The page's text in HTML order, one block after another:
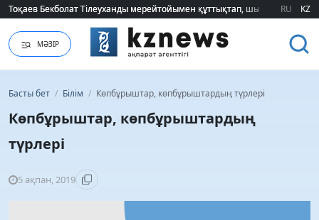
Тоқаев Бекболат Тілеуханды мерейтойымен құттықтап, шығармашылық
Тоқаев Бекболат Тілеуханды мерейтойымен құттықтап, шығармашылық
RU KZ
МӘЗІР
Басты бет / Білім / Көпбұрыштар, көпбұрыштардың түрлері
Көпбұрыштар, көпбұрыштардың
түрлері
5 ақпан, 2019